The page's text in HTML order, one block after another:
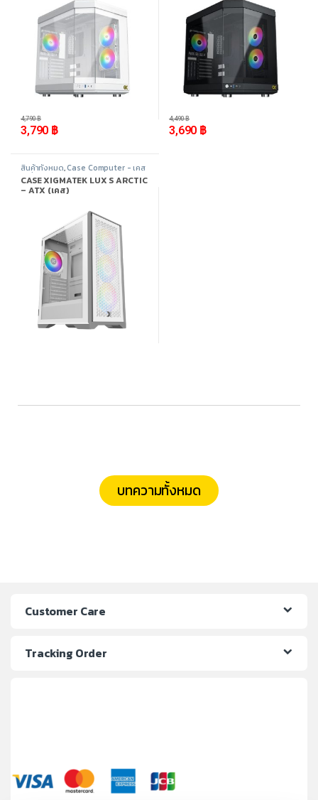
3,790 ฿
4,790฿
3,690 ฿
4,490฿
สินค้าทั้งหมด,Case Computer - เคส
เปล่า,Xigmatek,อุปกรณ์คอมพิวเตอร์
CASE XIGMATEK LUX S ARCTIC
– ATX (เคส)
บทความทั้งหมด
Customer Care
Tracking Order